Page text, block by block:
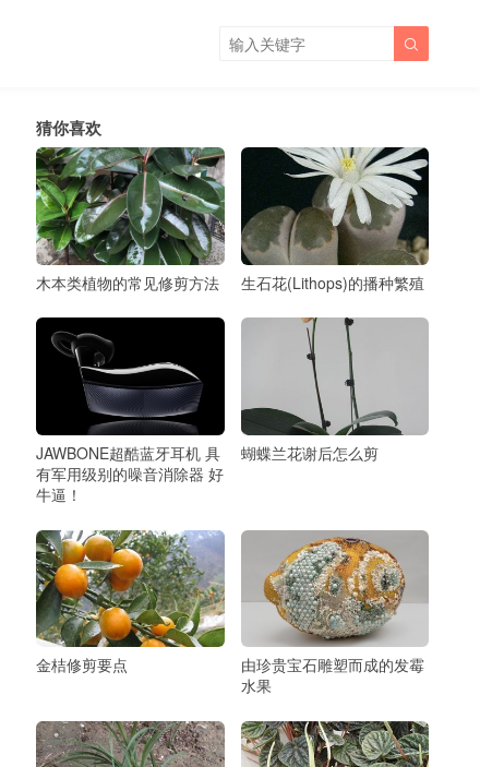

猜你喜欢
木本类植物的常见修剪方法 生石花(Lithops)的播种繁殖
JAWBONE超酷蓝牙耳机 具
有军用级别的噪音消除器 好
牛逼！
蝴蝶兰花谢后怎么剪
金桔修剪要点
由珍贵宝石雕塑而成的发霉
水果